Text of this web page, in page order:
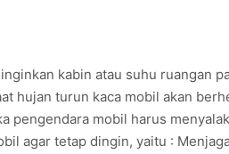
kabin atau suhu ruangan
hujan turun kaca mobil akan
pengendara mobil harus
agar tetap dingin, yaitu :